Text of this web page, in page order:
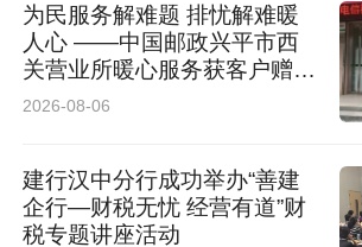
为民服务解难题 排忧解难暖
人心 ——中国邮政兴平市西
关营业所暖心服务获客户赠送
锦旗
2026-08-06
建行汉中分行成功举办“善建
企行—财税无忧 经营有道”财
税专题讲座活动